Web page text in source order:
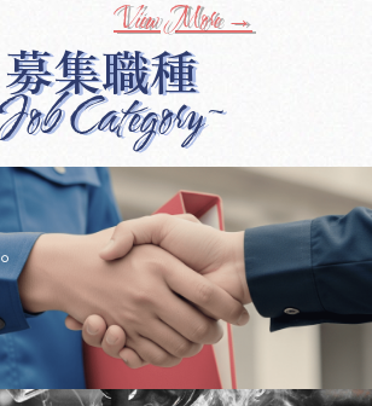
View More →
募集職種
Category~